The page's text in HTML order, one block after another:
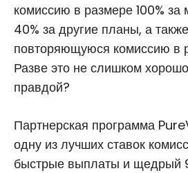
комиссию в размере 100%
40% за другие планы, а
повторяющуюся комиссию в
Разве это не слишком
правдой?
Партнерская программа
одну из лучших ставок
быстрые выплаты и щедрый